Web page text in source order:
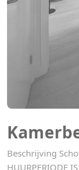
Beschrijving
HUURPERIODE